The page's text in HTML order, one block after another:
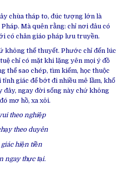
chùa tháp to, đúc tượng lớn là
Mà quên rằng: chỉ nơi đâu có
có chân giáo pháp lưu truyền.
không thể thuyết. Phước chỉ đến lúc
chỉ có mặt khi lặng yên mọi ý đồ
thể sao chép, tìm kiếm, học thuộc
giác để bớt đi nhiều mê lầm, khổ
đây, ngay đời sống này chứ không
mơ hồ, xa xôi.
theo nghiệp
theo duyên
hiện tiền
ngay thực tại.